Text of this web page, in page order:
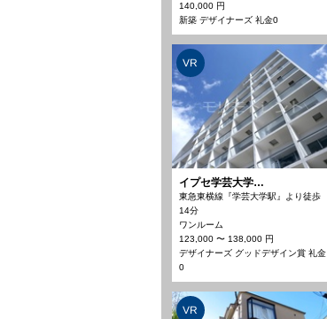
140,000 円
新築 デザイナーズ 礼金0
VR
イプセ学芸大学…
東急東横線『学芸大学駅』より徒歩
14分
ワンルーム
123,000 〜 138,000 円
デザイナーズ グッドデザイン賞 礼金
0
VR